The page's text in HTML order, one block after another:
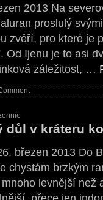
2013 Na
proslulý
zvěří, pro které je
Od Ijenu je to asi
záležitost, …
důl v kráteru
březen 2013 Do
chystám brzkým
levnější než